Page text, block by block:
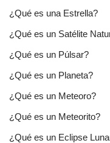
¿Qué es una Estrella?
¿Qué es un Satélite
¿Qué es un Púlsar?
¿Qué es un Planeta?
¿Qué es un Meteoro?
¿Qué es un Meteorito?
¿Qué es un Eclipse